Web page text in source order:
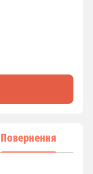
Повернення